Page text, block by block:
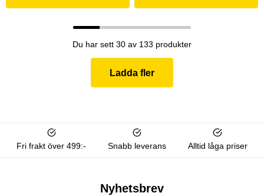
Du har sett 30 av 133 produkter
Ladda fler
Fri frakt över 499:- Snabb leverans Alltid låga priser
Nyhetsbrev